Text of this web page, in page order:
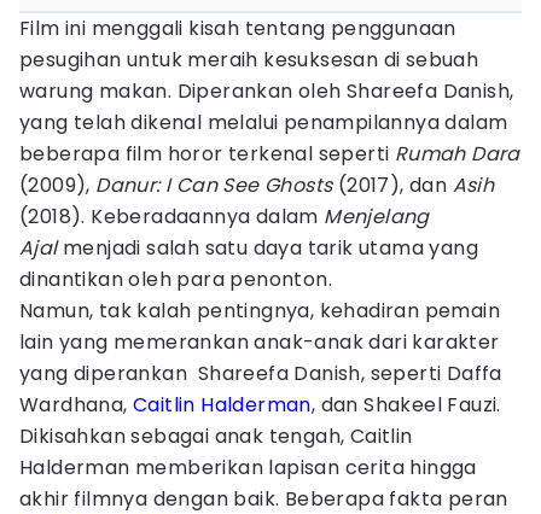
Film ini menggali kisah tentang penggunaan
pesugihan untuk meraih kesuksesan di sebuah
warung makan. Diperankan oleh Shareefa Danish,
yang telah dikenal melalui penampilannya dalam
beberapa film horor terkenal seperti Rumah Dara
(2009), Danur: I Can See Ghosts(2017), dan Asih
(2018). Keberadaannya dalam Menjelang
Ajalmenjadi salah satu daya tarik utama yang
dinantikan oleh para penonton.
Namun, tak kalah pentingnya, kehadiran pemain
lain yang memerankan anak-anak dari karakter
yang diperankan Shareefa Danish, seperti Daffa
Wardhana,Caitlin Halderman, dan Shakeel Fauzi.
Dikisahkan sebagai anak tengah, Caitlin
Halderman memberikan lapisan cerita hingga
akhir filmnya dengan baik. Beberapa fakta peran